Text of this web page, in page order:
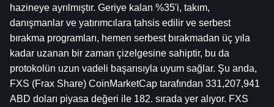
hazineye ayrılmıştır. Geriye kalan %35'i, takım,
danışmanlar ve yatırımcılara tahsis edilir ve serbest
bırakma programları, hemen serbest bırakmadan üç yıla
kadar uzanan bir zaman çizelgesine sahiptir, bu da
protokolün uzun vadeli başarısıyla uyum sağlar. Şu anda,
FXS (Frax Share) CoinMarketCap tarafından 331,207,941
ABD doları piyasa değeri ile 182. sırada yer alıyor. FXS